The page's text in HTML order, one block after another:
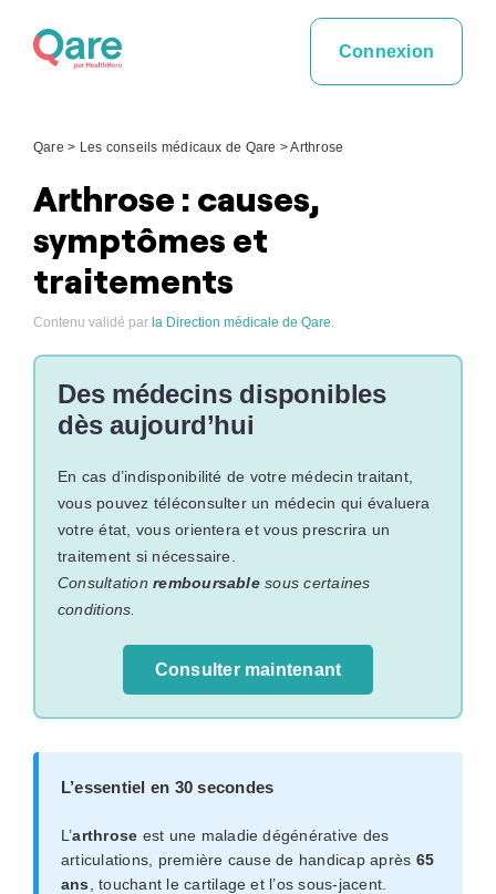
Connexion
Qare > Les conseils médicaux de Qare >Arthrose
Arthrose : causes,
symptômes et
traitements
Contenu validé par la Direction médicale de Qare.
Des médecins disponibles
dès aujourd’hui
En cas d’indisponibilité de votre médecin traitant,
vous pouvez téléconsulter un médecin qui évaluera
votre état, vous orientera et vous prescrira un
traitement si nécessaire.
Consultationremboursablesous certaines
conditions.
Consulter maintenant
L’essentiel en 30 secondes
L’arthrose est une maladie dégénérative des
articulations, première cause de handicap après 65
ans
, touchant le cartilage et l’os sous-jacent.